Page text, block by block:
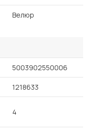
Велюр
5003902550006
1218633
4